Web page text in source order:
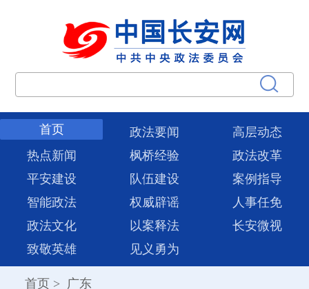
首页 政法要闻
高层动态
热点新闻
枫桥经验
政法改革
平安建设
队伍建设
案例指导
智能政法
权威辟谣
人事任免
政法文化
以案释法
长安微视
致敬英雄
见义勇为
首页 > 广东